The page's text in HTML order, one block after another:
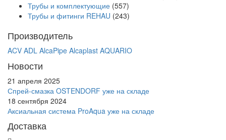
Трубы и комплектующие (557)
Трубы и фитинги REHAU (243)
Производитель
ACV ADL AlcaPipe Alcaplast AQUARIO
Новости
21 апреля 2025
Спрей-смазка OSTENDORF уже на складе
18 сентября 2024
Аксиальная система ProAqua уже на складе
Доставка